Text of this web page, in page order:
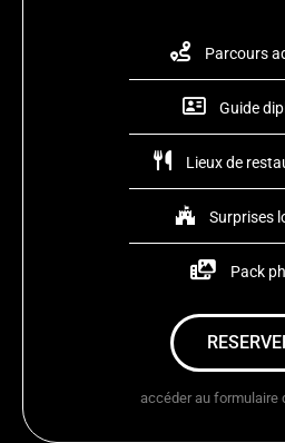
Parcours
Guide
Lieux de
Surprises
Pack
accéder au formulaire